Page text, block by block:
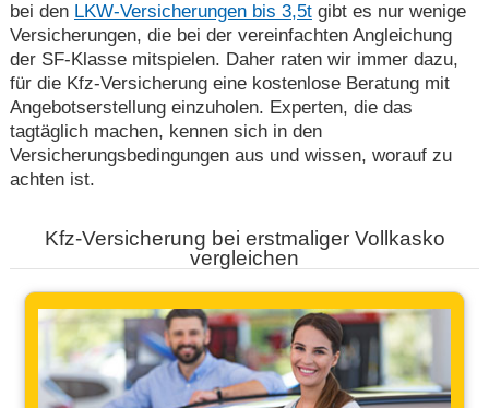
bei den LKW-Versicherungen bis 3,5tgibt es nur wenige
Versicherungen, die bei der vereinfachten Angleichung
der SF-Klasse mitspielen. Daher raten wir immer dazu,
für die Kfz-Versicherung eine kostenlose Beratung mit
Angebotserstellung einzuholen. Experten, die das
tagtäglich machen, kennen sich in den
Versicherungsbedingungen aus und wissen, worauf zu
achten ist.
Kfz-Versicherung bei erstmaliger Vollkasko
vergleichen